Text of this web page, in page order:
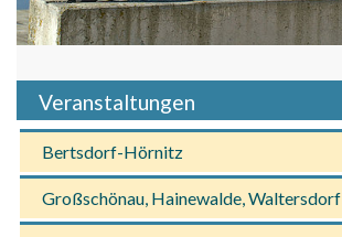
Veranstaltungen
Bertsdorf-Hörnitz
Großschönau, Hainewalde, Waltersdorf